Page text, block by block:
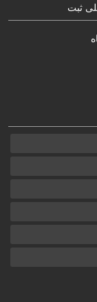
ثبت